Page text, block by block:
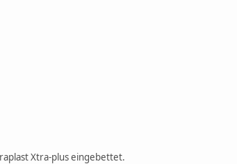
Xtra-plus eingebettet.